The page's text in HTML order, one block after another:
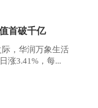
首破千亿
，华润万象生活
涨3.41%，每...